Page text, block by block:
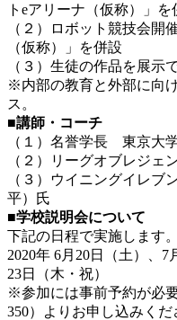
トeアリーナ（仮称）」を
（２）ロボット競技会開
（仮称）」を併設
（３）生徒の作品を展示
※内部の教育と外部に向
ス。
■講師・コーチ
（１）名誉学長 東京大
（２）リーグオブレジェ
（３）ウイニングイレ
平）氏
■学校説明会について
下記の日程で実施します。
2020年 6月20日（土）、7
23日（木・祝）
※参加には事前予約が必
350）よりお申し込みくだ